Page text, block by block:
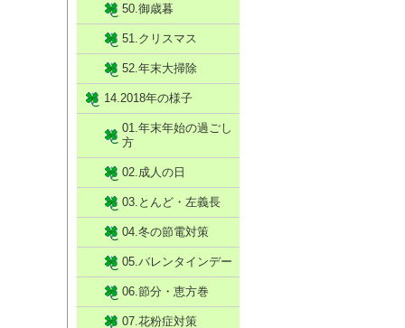
50.御歳暮
51.クリスマス
52.年末大掃除
14.2018年の様子
01.年末年始の過ごし
方
02.成人の日
03.とんど・左義長
04.冬の節電対策
05.バレンタインデー
06.節分・恵方巻
07.花粉症対策